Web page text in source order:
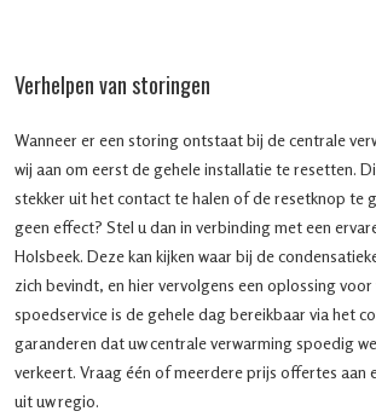
Verhelpen van storingen
Wanneer er een storing ontstaat bij de centrale
wij aan om eerst de gehele installatie te resetten.
stekker uit het contact te halen of de resetknop te
geen effect? Stel u dan in verbinding met een
Holsbeek. Deze kan kijken waar bij de
zich bevindt, en hier vervolgens een oplossing
spoedservice is de gehele dag bereikbaar via het
garanderen dat uw centrale verwarming spoedig
verkeert. Vraag één of meerdere prijs offertes aan
uit uw regio.